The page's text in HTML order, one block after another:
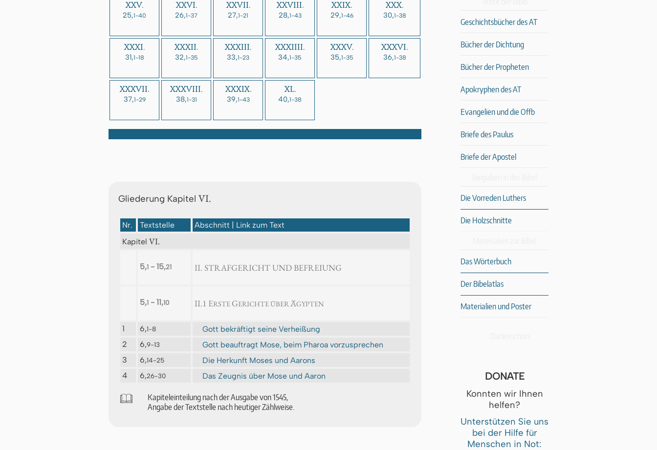
XXV.
25,1-40
XXVI.
26,1-37
XXVII.
27,1-21
XXVIII.
28,1-43
XXIX.
29,1-46
XXX.
30,1-38
XXXI.
31,1-18
XXXII.
32,1-35
XXXIII.
33,1-23
XXXIIII.
34,1-35
XXXV.
35,1-35
XXXVI.
36,1-38
XXXVII.
37,1-29
XXXVIII.
38,1-31
XXXIX.
39,1-43
XL.
40,1-38
Gliederung Kapitel VI.
Nr. Textstelle
Abschnitt | Link zum Text
Kapitel VI.
5,1 - 15,21 II. STRAFGERICHT UND BEFREIUNG
5,1 - 11,10 II.1 ERSTE GERICHTE ÜBERÄGYPTEN
1 6,1-8
Gott bekräftigt seine Verheißung
2
6,9-13
Gott beauftragt Mose, beim Pharoa vorzusprechen
3
6,14-25
Die Herkunft Moses und Aarons
4
6,26-30 Das Zeugnis über Mose und Aaron
🕮
Ka­pi­tel­ein­tei­lung nach der Aus­ga­be von 1545,
An­ga­be der Text­stel­le nach heu­ti­ger Zähl­wei­se.
Geschichtsbücher des AT
Bücher der Dichtung
Bücher der Propheten
Apokryphen des AT
Evangelien und die Offb
Briefe des Paulus
Briefe der Apostel
Die Vorreden Luthers
Die Holzschnitte
Das Wörterbuch
Der Bibelatlas
Materialien und Poster
DONATE
Konnten wir Ihnen
helfen?
Unterstützen Sie uns
bei der Hilfe für
Menschen in Not: